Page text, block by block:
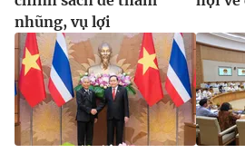
nhũng, vụ lợi